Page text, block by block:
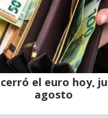
el euro hoy,
agosto